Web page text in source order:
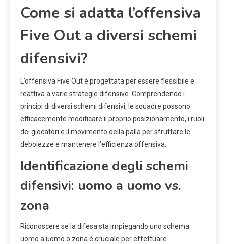
Come si adatta l’offensiva
Five Out a diversi schemi
difensivi?
L’offensiva Five Out è progettata per essere flessibile e
reattiva a varie strategie difensive. Comprendendo i
principi di diversi schemi difensivi, le squadre possono
efficacemente modificare il proprio posizionamento, i ruoli
dei giocatori e il movimento della palla per sfruttare le
debolezze e mantenere l’efficienza offensiva.
Identificazione degli schemi
difensivi: uomo a uomo vs.
zona
Riconoscere se la difesa sta impiegando uno schema
uomo a uomo o zona è cruciale per effettuare